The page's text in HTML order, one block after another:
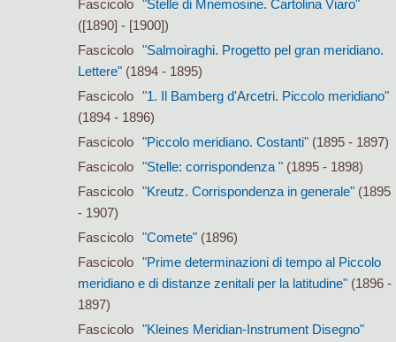
Fascicolo
"Stelle di Mnemosine. Cartolina Viaro"
([1890] - [1900])
Fascicolo
"Salmoiraghi. Progetto pel gran meridiano.
Lettere"(1894 - 1895)
Fascicolo
"1. Il Bamberg d'Arcetri. Piccolo meridiano"
(1894 - 1896)
Fascicolo
"Piccolo meridiano. Costanti"(1895 - 1897)
Fascicolo
"Stelle: corrispondenza "(1895 - 1898)
Fascicolo
"Kreutz. Corrispondenza in generale"(1895
- 1907)
Fascicolo
"Comete"(1896)
Fascicolo
"Prime determinazioni di tempo al Piccolo
meridiano e di distanze zenitali per la latitudine"(1896 -
1897)
Fascicolo
"Kleines Meridian-Instrument Disegno"